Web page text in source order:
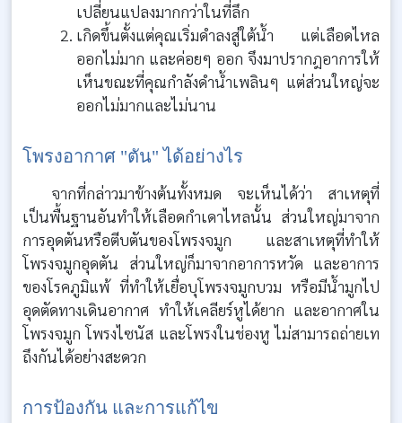
เปลี่ยนแปลงมากกว่าในที่ลึก
เกิดขึ้นตั้งแต่คุณเริ่มดำลงสู่ใต้น้ำ แต่เลือดไหล
ออกไม่มาก และค่อยๆ ออก จึงมาปรากฎอาการให้
เห็นขณะที่คุณกำลังดำน้ำเพลินๆ แต่ส่วนใหญ่จะ
ออกไม่มากและไม่นาน
โพรงอากาศ "ตัน" ได้อย่างไร
จากที่กล่าวมาข้างต้นทั้งหมด จะเห็นได้ว่า สาเหตุที่
เป็นพื้นฐานอันทำให้เลือดกำเดาไหลนั้น ส่วนใหญ่มาจาก
การอุดตันหรือตีบตันของโพรงจมูก และสาเหตุที่ทำให้
โพรงจมูกอุดตัน ส่วนใหญ่ก็มาจากอาการหวัด และอาการ
ของโรคภูมิแพ้ ที่ทำให้เยื่อบุโพรงจมูกบวม หรือมีน้ำมูกไป
อุดตัดทางเดินอากาศ ทำให้เคลียร์หูได้ยาก และอากาศใน
โพรงจมูก โพรงไซนัส และโพรงในช่องหู ไม่สามารถถ่ายเท
ถึงกันได้อย่างสะดวก
การป้องกัน และการแก้ไข